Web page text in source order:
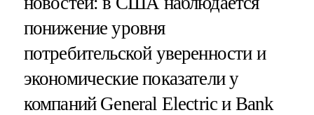
понижение уровня
потребительской уверенности и
экономические показатели у
компаний General Electric и Bank